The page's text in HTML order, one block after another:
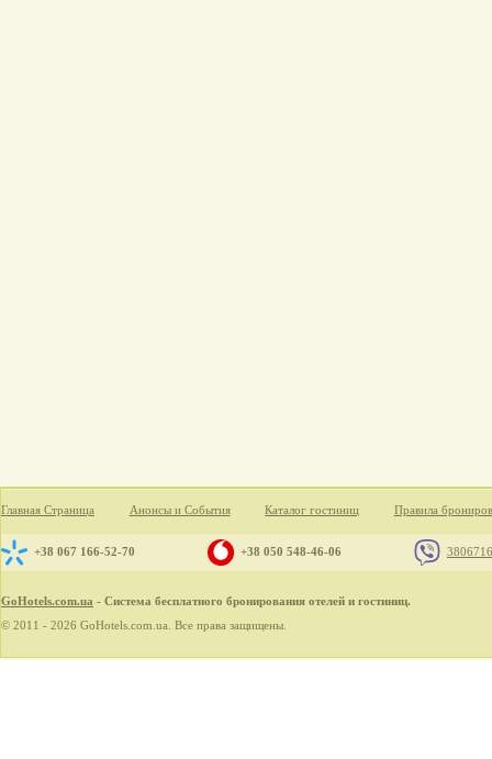
Главная Страница Анонсы и События Каталог гостиниц Правила
+38 067 166-52-70 +38 050 548-46-06
GoHotels.com.ua - Система бесплатного бронирования отелей и гостиниц.
© 2011 - 2026 GoHotels.com.ua. Все права защищены.